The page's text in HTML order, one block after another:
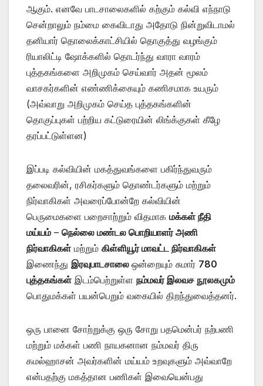
ஆகும். எனவே பாடசாலைகளில் கற்கும் கல்வி எந்நாடு
சென்றாலும் நம்மை கைவிடாது அதோடு நின்றுவிடாமல்
தனியார் தொலைக்காட்சியில் தொகுத்து வழங்கும்
ரியாலிட்டி ஷோக்களில் தொடர்ந்து வாரா வாரம்
புத்தகங்களை அறிமுகம் செய்வார் அதன் மூலம்
வாசகர்களின் எண்ணிக்கையும் கணிசமாக உயரும்
(அவ்வாறு அறிமுகம் செய்த புத்தகங்களின்
தொகுப்புகள் பற்றிய கட்டுரையின் லிங்க்குகள் கீழே
தரப்பட்டுள்ளன)
இப்படி கல்வியின் மகத்துவங்களை பகிர்ந்துவரும்
தலைவரின், ரசிகர்களும் தொண்டர்களும் மற்றும்
நிர்வாகிகள் அவரைப்போன்றே கல்வியின்
பெருமைகளை பறைசாற்றும் விதமாக மக்கள் நீதி
மய்யம் – நெல்லை மண்டல பொறியாளர் அணி
நிர்வாகிகள் மற்றும் கிள்ளியூர் மாவட்ட நிர்வாகிகள்
இணைந்து இரவுபாடசாலை ஒன்றையும் சுமார் 780
புத்தகங்கள் இடம்பெற்றுள்ள நம்மவர் இலவச நூலகமும்
பொதுமக்கள் பயன்பெறும் வகையில் திறந்துவைத்தனர்.
ஒரு பானை சோற்றுக்கு ஒரு சோறு பதமென்பர் நற்பணி
மற்றும் மக்கள் பணி நாயகனான நம்மவர் திரு
கமல்ஹாசன் அவர்களின் மய்யம் உறவுகளும் அவ்வாறே
என்பதற்கு மகத்தான பணிகள் இவையென்பது